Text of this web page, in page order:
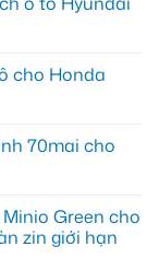
cho Honda
70mai cho
Green cho
zin giới hạn